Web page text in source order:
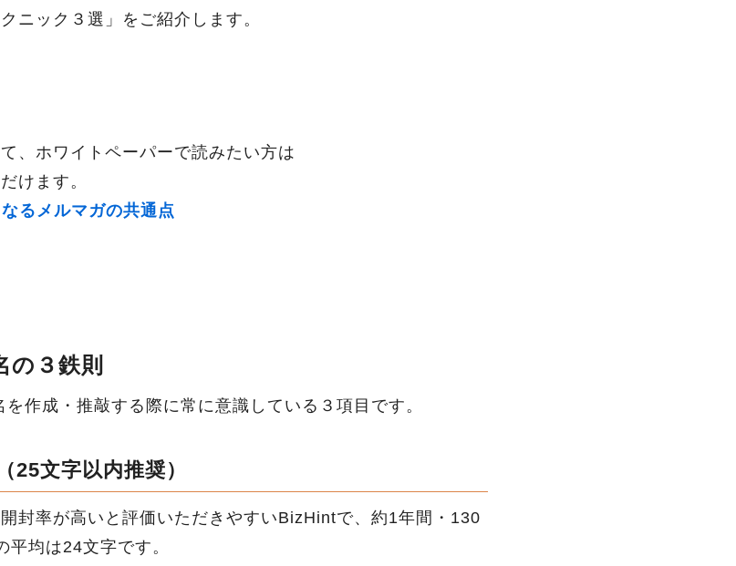
ニック３選」をご紹介します。
、ホワイトペーパーで読みたい方は
けます。
るメルマガの共通点
の３鉄則
作成・推敲する際に常に意識している３項目です。
25文字以内推奨）
封率が高いと評価いただきやすいBizHintで、約1年間・130
均は24文字です。